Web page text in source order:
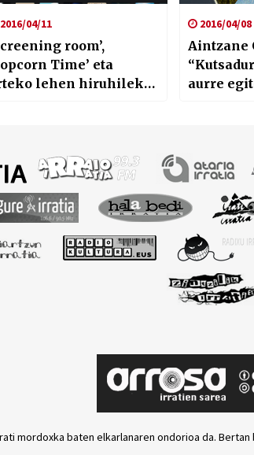
04/11
room’,
Time’ eta
lehen hiruhileko
2016/04/08
Aintzane
aurre
mordoxka baten elkarlanaren ondorioa da.